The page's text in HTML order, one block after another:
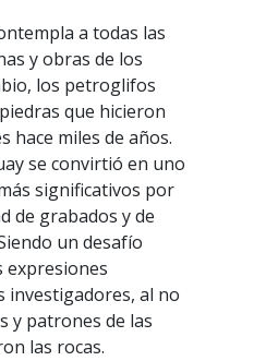
a todas las
y obras de los
los petroglifos
que hicieron
hace miles de años.
se convirtió en uno
significativos por
de grabados y de
un desafío
expresiones
investigadores, al no
y patrones de las
las rocas.